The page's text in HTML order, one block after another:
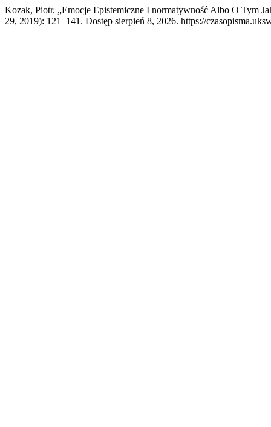
Kozak, Piotr. „Emocje Epistemiczne I normatywność Albo O Tym
29, 2019): 121–141. Dostęp sierpień 8, 2026. https://